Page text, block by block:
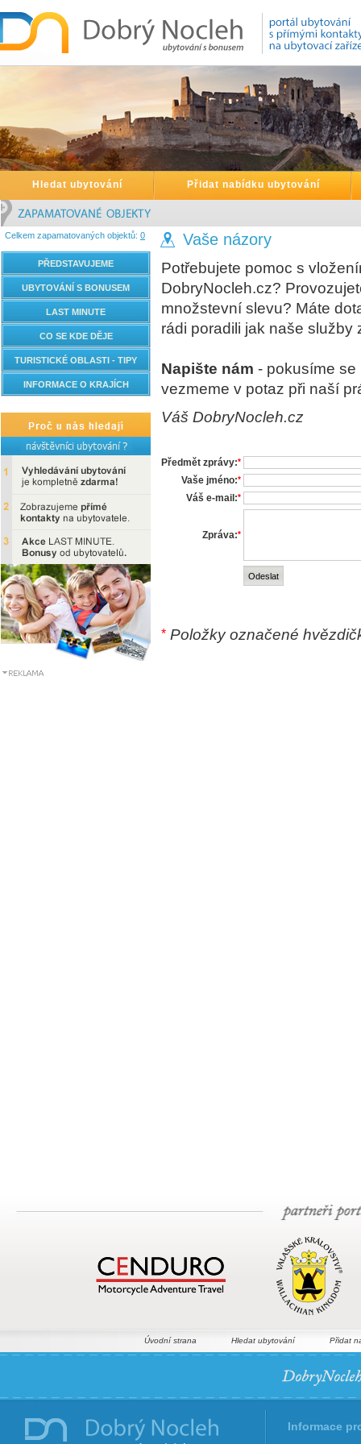
Hledat ubytování Přidat nabídku ubytování
Celkem zapamatovaných objektů: 0
PŘEDSTAVUJEME
UBYTOVÁNÍ S BONUSEM
LAST MINUTE
CO SE KDE DĚJE
TURISTICKÉ OBLASTI - TIPY
INFORMACE O KRAJÍCH
Vaše názory
Potřebujete pomoc s
DobryNocleh.cz?
množstevní slevu? Máte
rádi poradili jak naše služby
Napište nám - pokusíme se
vezmeme v potaz při naší
Váš DobryNocleh.cz
Předmět zprávy:*
Vaše jméno:*
Váš e-mail:*
Zpráva:*
* Položky označené
Úvodní strana Hledat ubytování Přidat
Informace